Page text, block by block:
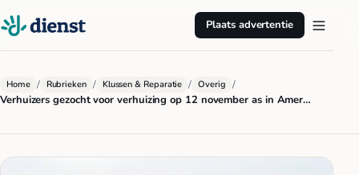
Plaats advertentie
Home / Rubrieken / Klussen & Reparatie / Overig /
Verhuizers gezocht voor verhuizing op 12 november as in Amer…